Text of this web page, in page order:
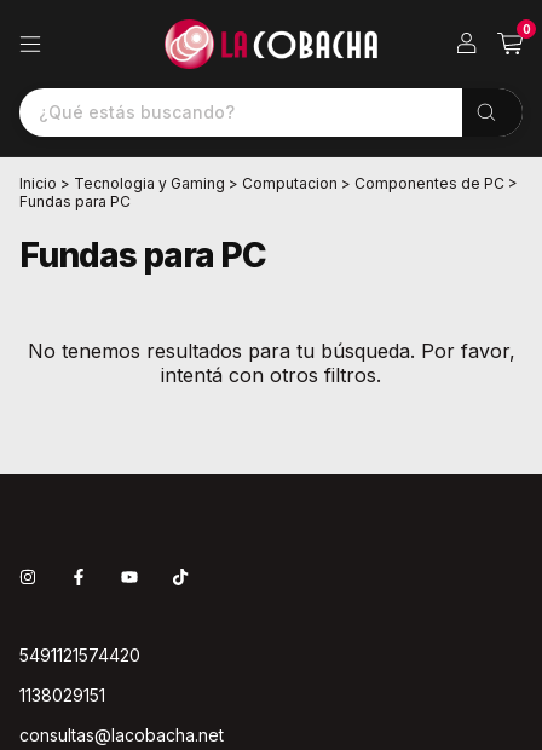
0
Inicio > Tecnologia y Gaming > Computacion > Componentes de PC >
Fundas para PC
Fundas para PC
No tenemos resultados para tu búsqueda. Por favor,
intentá con otros filtros.
5491121574420
1138029151
consultas@lacobacha.net